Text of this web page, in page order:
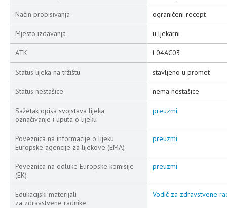
Način propisivanja ograničeni recept
Mjesto izdavanja u ljekarni
ATK L04AC03
Status lijeka na tržištu stavljeno u promet
Status nestašice nema nestašice
Sažetak opisa svojstava lijeka,
označivanje i uputa o lijeku
preuzmi
Poveznica na informacije o lijeku
Europske agencije za lijekove (EMA)
preuzmi
Poveznica na odluke Europske komisije
(EK)
preuzmi
Edukacijski materijali
za zdravstvene radnike
Vodič za zdravstvene